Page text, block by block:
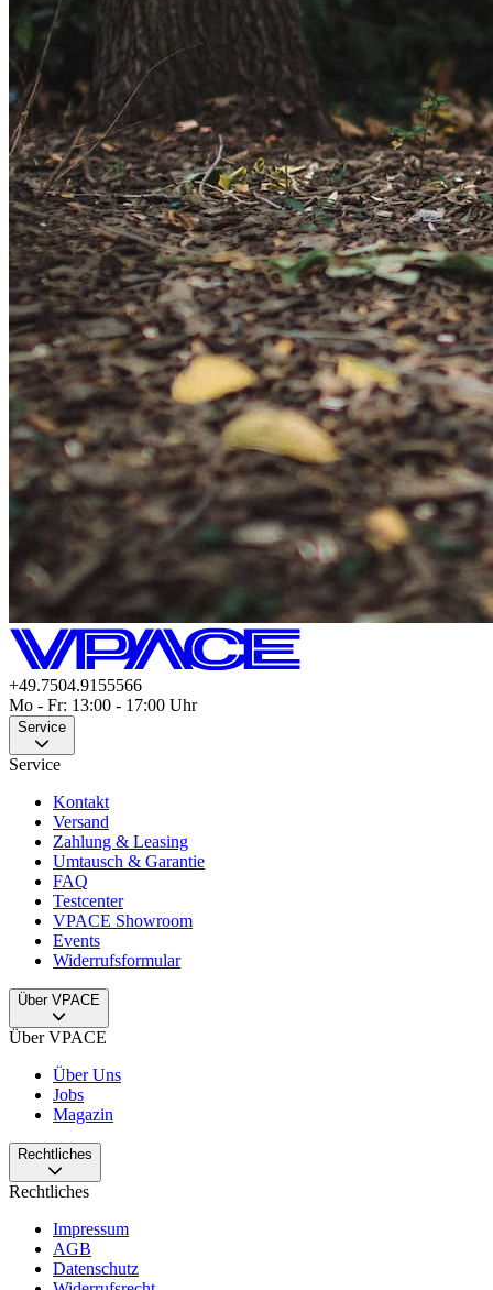
+49.7504.9155566
Mo - Fr: 13:00 - 17:00 Uhr
Service
Service
Kontakt
Versand
Zahlung & Leasing
Umtausch & Garantie
FAQ
Testcenter
VPACE Showroom
Events
Widerrufsformular
Über VPACE
Über VPACE
Über Uns
Jobs
Magazin
Rechtliches
Rechtliches
Impressum
AGB
Datenschutz